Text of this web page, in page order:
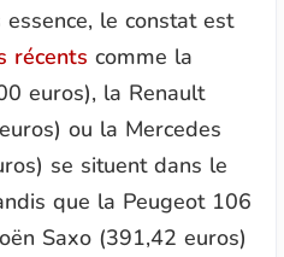
le constat est
récents comme la
euros), la Renault
ou la Mercedes
se situent dans le
que la Peugeot 106
Saxo (391,42 euros)